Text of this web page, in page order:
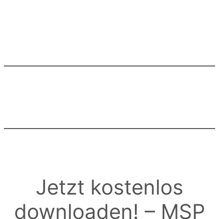
Jetzt kostenlos
downloaden! – MSP